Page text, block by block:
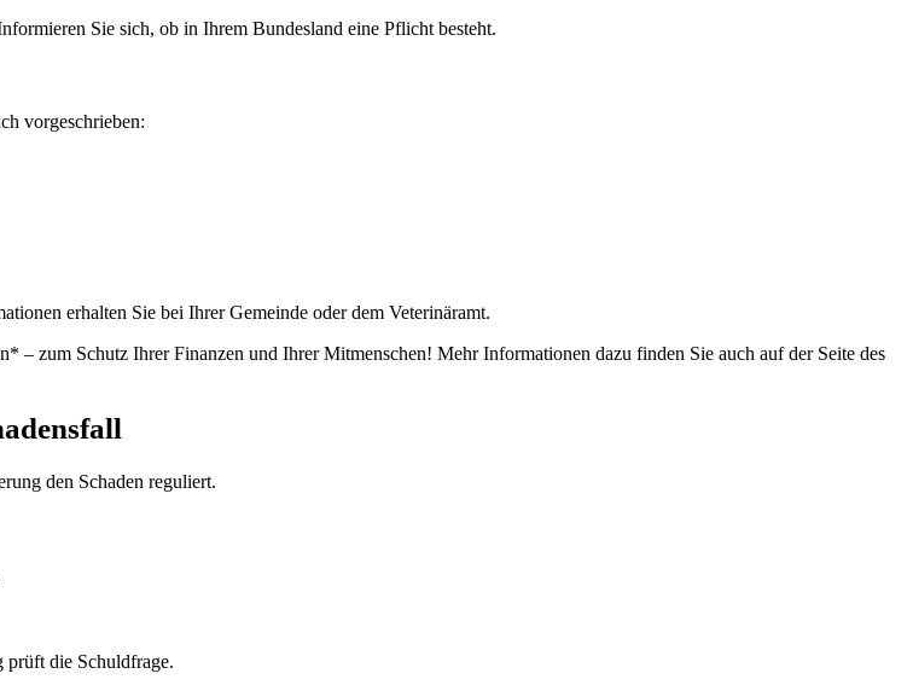
Sie sich, ob in Ihrem Bundesland eine Pflicht besteht.
vorgeschrieben:
erhalten Sie bei Ihrer Gemeinde oder dem Veterinäramt.
– zum Schutz Ihrer Finanzen und Ihrer Mitmenschen! Mehr Informationen dazu finden Sie auch auf der Seite des
den Schaden reguliert.
prüft die Schuldfrage.